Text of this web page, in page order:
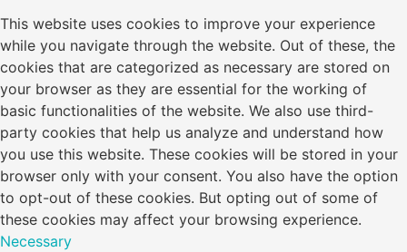
This website uses cookies to improve your experience
while you navigate through the website. Out of these, the
cookies that are categorized as necessary are stored on
your browser as they are essential for the working of
basic functionalities of the website. We also use third-
party cookies that help us analyze and understand how
you use this website. These cookies will be stored in your
browser only with your consent. You also have the option
to opt-out of these cookies. But opting out of some of
these cookies may affect your browsing experience.
Necessary